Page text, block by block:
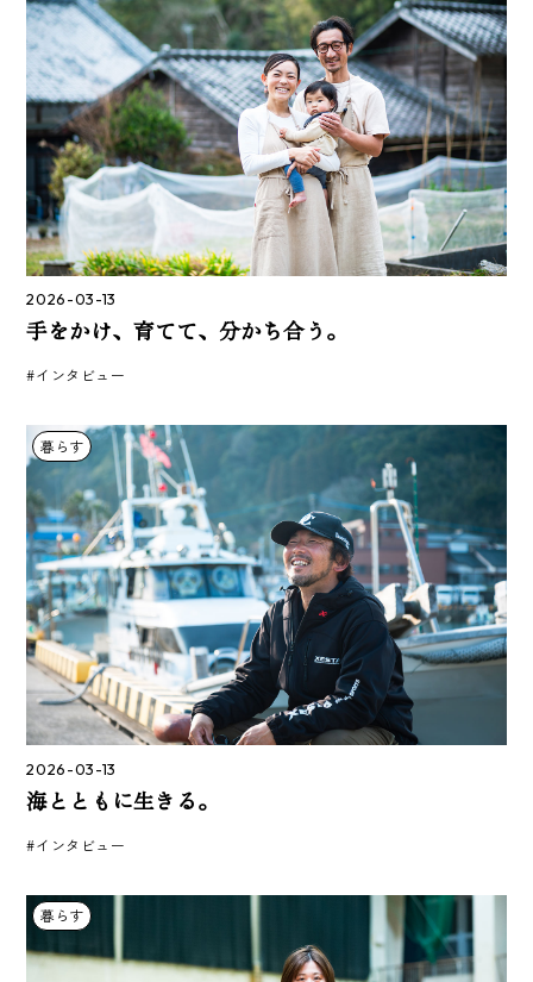
2026-03-13
手をかけ、育てて、分かち合う。
#インタビュー
暮らす
2026-03-13
海とともに生きる。
#インタビュー
暮らす